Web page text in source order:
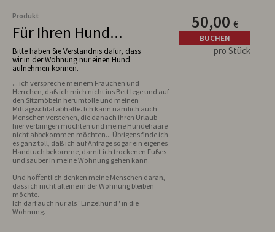
Produkt
Für Ihren Hund...
Bitte haben Sie Verständnis dafür, dass
wir in der Wohnung nur einen Hund
aufnehmen können.
... ich verspreche meinem Frauchen und
Herrchen, daß ich mich nicht ins Bett lege und auf
den Sitzmöbeln herumtolle und meinen
Mittagsschlaf abhalte. Ich kann nämlich auch
Menschen verstehen, die danach ihren Urlaub
hier verbringen möchten und meine Hundehaare
nicht abbekommen möchten... Übrigens finde ich
es ganz toll, daß ich auf Anfrage sogar ein eigenes
Handtuch bekomme, damit ich trockenen Fußes
Und hoffentlich denken meine Menschen daran,
dass ich nicht alleine in der Wohnung bleiben
möchte.
Ich darf auch nur als "Einzelhund" in die
Wohnung.
50,00 €
BUCHEN
pro Stück